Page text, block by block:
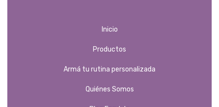
Inicio
Productos
Armá tu rutina personalizada
Quiénes Somos